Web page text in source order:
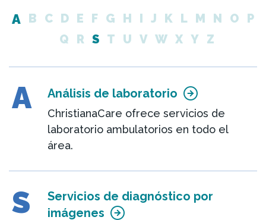
A B C D E F G H I J K L M N O
P
Q
R S T U V W X Y Z
A Análisis de laboratorio
ChristianaCare ofrece servicios de
laboratorio ambulatorios en todo el
área.
S
Servicios de diagnóstico por
imágenes